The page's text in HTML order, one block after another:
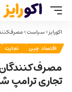
اکورایز>سیاست>
اقتصاد چین تجارت
تجاری ترامپ